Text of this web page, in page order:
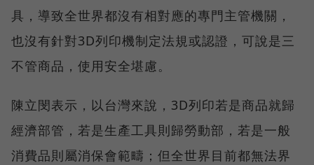
具，導致全世界都沒有相對應的專門主管機關，
也沒有針對3D列印機制定法規或認證，可說是三
不管商品，使用安全堪慮。
陳立閔表示，以台灣來說，3D列印若是商品就歸
經濟部管，若是生產工具則歸勞動部，若是一般
消費品則屬消保會範疇；但全世界目前都無法界